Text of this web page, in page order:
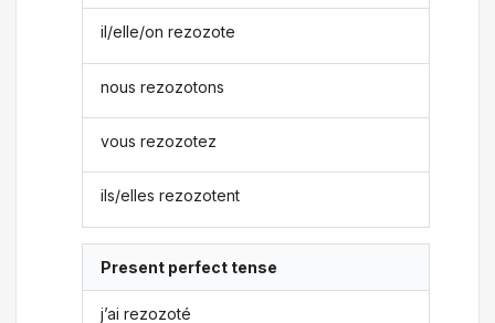
il/elle/on rezozote
nous rezozotons
vous rezozotez
ils/elles rezozotent
Present perfect tense
j’ai rezozoté